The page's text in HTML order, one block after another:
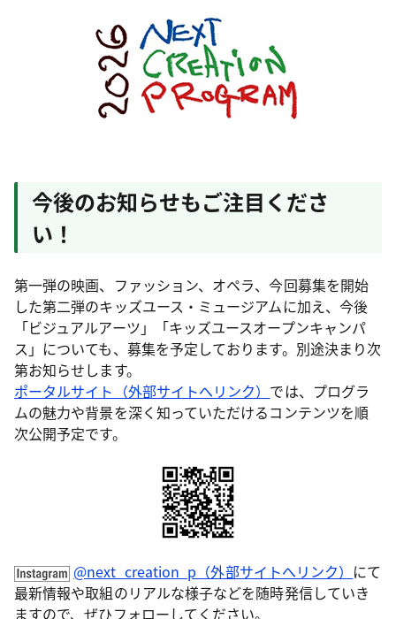
今後のお知らせもご注目くださ
い！
第一弾の映画、ファッション、オペラ、今回募集を開始
した第二弾のキッズユース・ミュージアムに加え、今後
「ビジュアルアーツ」「キッズユースオープンキャンパ
ス」についても、募集を予定しております。別途決まり次
第お知らせします。
ポータルサイト（外部サイトへリンク） では、プログラ
ムの魅力や背景を深く知っていただけるコンテンツを順
次公開予定です。
@next_creation_p（外部サイトへリンク） にて
最新情報や取組のリアルな様子などを随時発信していき
ますので、ぜひフォローしてください。